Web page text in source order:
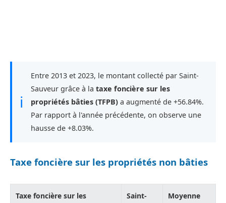
ℹ
Entre 2013 et 2023, le montant collecté par Saint-
Sauveur grâce à la taxe foncière sur les
propriétés bâties (TFPB) a augmenté de +56.84%.
Par rapport à l'année précédente, on observe une
hausse de +8.03%.
Taxe foncière sur les propriétés non bâties
Taxe foncière sur les
Saint-
Moyenne